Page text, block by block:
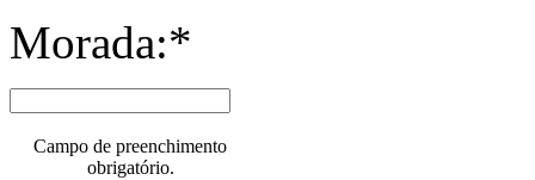
Morada:*
Campo de preenchimento
obrigatório.